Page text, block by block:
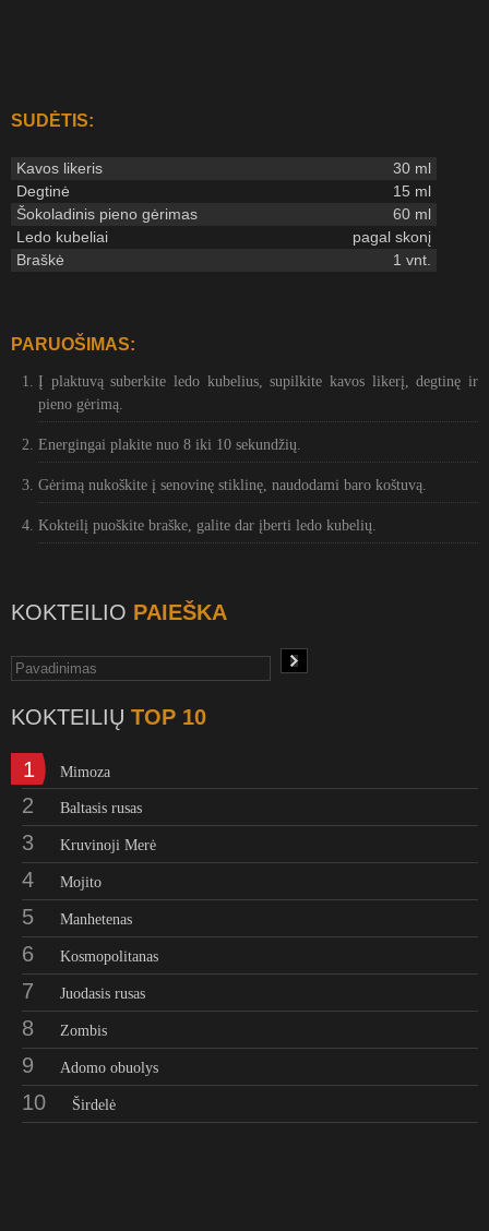
SUDĖTIS:
Kavos likeris
30 ml
Degtinė
15 ml
Šokoladinis pieno gėrimas
60 ml
Ledo kubeliai
pagal skonį
Braškė
1 vnt.
PARUOŠIMAS:
Į plaktuvą suberkite ledo kubelius, supilkite kavos likerį, degtinę ir
pieno gėrimą.
Energingai plakite nuo 8 iki 10 sekundžių.
Gėrimą nukoškite į senovinę stiklinę, naudodami baro koštuvą.
Kokteilį puoškite braške, galite dar įberti ledo kubelių.
KOKTEILIO PAIEŠKA
KOKTEILIŲ TOP 10
1 Mimoza
2 Baltasis rusas
3 Kruvinoji Merė
4 Mojito
5 Manhetenas
6 Kosmopolitanas
7 Juodasis rusas
8 Zombis
9 Adomo obuolys
10 Širdelė